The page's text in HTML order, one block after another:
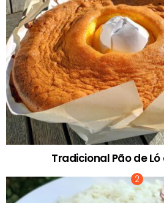
Tradicional Pão de